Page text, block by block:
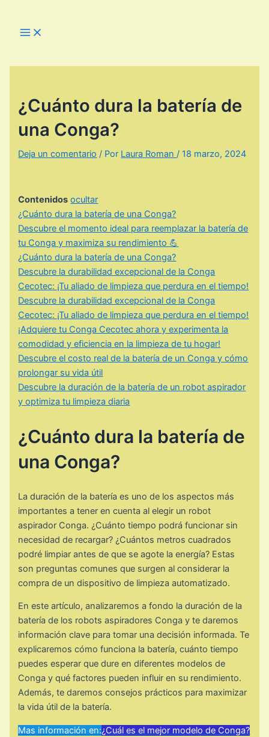
Main
Menu
¿Cuánto dura la batería de
una Conga?
Deja un comentario / Por Laura Roman/18 marzo, 2024
Contenidos ocultar
¿Cuánto dura la batería de una Conga?
Descubre el momento ideal para reemplazar la batería de
tu Conga y maximiza su rendimiento 💪
¿Cuánto dura la batería de una Conga?
Descubre la durabilidad excepcional de la Conga
Cecotec: ¡Tu aliado de limpieza que perdura en el tiempo!
Descubre la durabilidad excepcional de la Conga
Cecotec: ¡Tu aliado de limpieza que perdura en el tiempo!
¡Adquiere tu Conga Cecotec ahora y experimenta la
comodidad y eficiencia en la limpieza de tu hogar!
Descubre el costo real de la batería de un Conga y cómo
prolongar su vida útil
Descubre la duración de la batería de un robot aspirador
y optimiza tu limpieza diaria
¿Cuánto dura la batería de
una Conga?
La duración de la batería es uno de los aspectos más
importantes a tener en cuenta al elegir un robot
aspirador Conga. ¿Cuánto tiempo podrá funcionar sin
necesidad de recargar? ¿Cuántos metros cuadrados
podré limpiar antes de que se agote la energía? Estas
son preguntas comunes que surgen al considerar la
compra de un dispositivo de limpieza automatizado.
En este artículo, analizaremos a fondo la duración de la
batería de los robots aspiradores Conga y te daremos
información clave para tomar una decisión informada. Te
explicaremos cómo funciona la batería, cuánto tiempo
puedes esperar que dure en diferentes modelos de
Conga y qué factores pueden influir en su rendimiento.
Además, te daremos consejos prácticos para maximizar
la vida útil de la batería.
Mas información en:¿Cuál es el mejor modelo de Conga?